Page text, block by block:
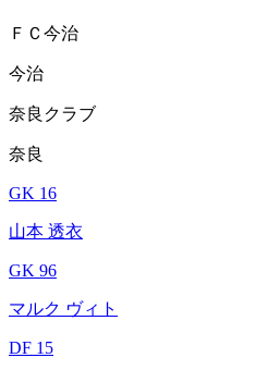
ＦＣ今治
今治
奈良クラブ
奈良
GK 16
山本 透衣
GK 96
マルク ヴィト
DF 15